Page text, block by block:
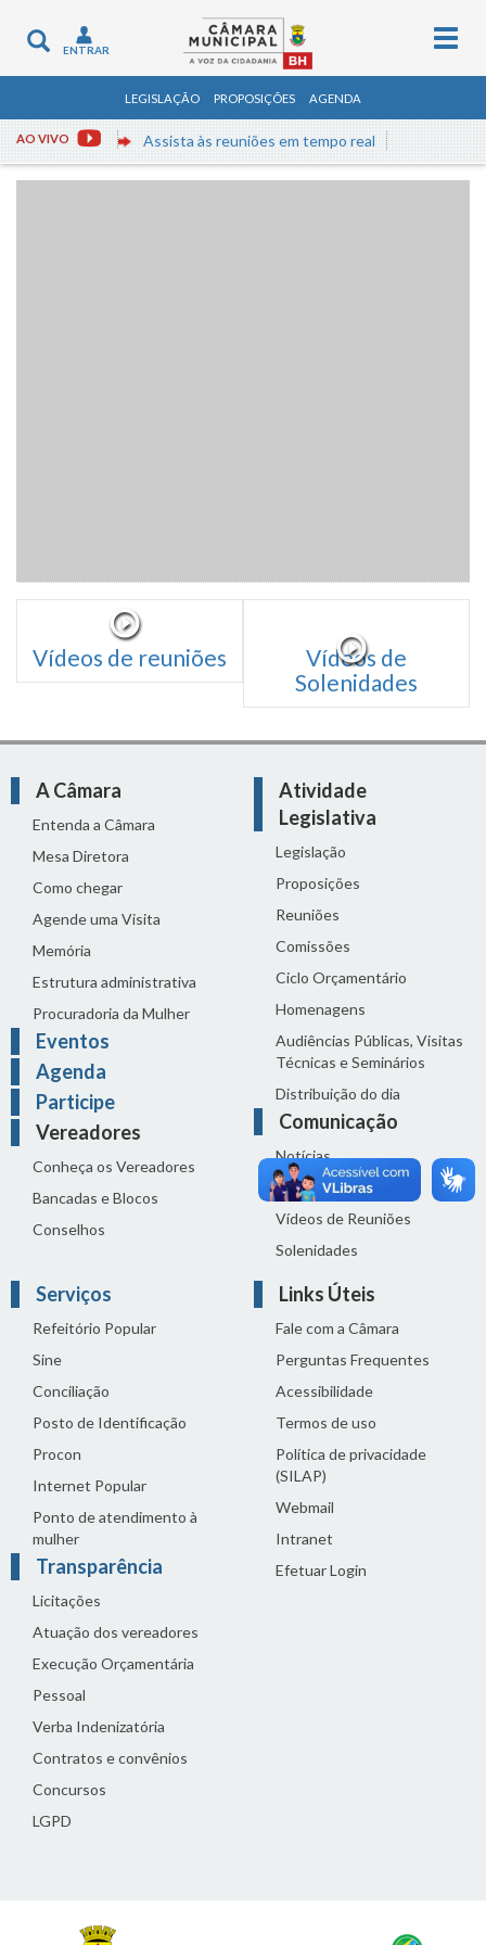
Toggle
navigation
ENTRAR
LEGISLAÇÃO PROPOSIÇÕES AGENDA
AO VIVO Assista às reuniões em tempo real
Vídeos de reuniões
Vídeos de
Solenidades
A Câmara
Entenda a Câmara
Mesa Diretora
Como chegar
Agende uma Visita
Memória
Estrutura administrativa
Procuradoria da Mulher
Eventos
Agenda
Participe
Vereadores
Conheça os Vereadores
Bancadas e Blocos
Conselhos
Atividade
Legislativa
Legislação
Proposições
Reuniões
Comissões
Ciclo Orçamentário
Homenagens
Audiências Públicas, Visitas
Técnicas e Seminários
Distribuição do dia
Comunicação
Notícias
Sala de Imprensa
Vídeos de Reuniões
Solenidades
Serviços
Refeitório Popular
Sine
Conciliação
Posto de Identificação
Procon
Internet Popular
Ponto de atendimento à
mulher
Transparência
Licitações
Atuação dos vereadores
Execução Orçamentária
Pessoal
Verba Indenizatória
Contratos e convênios
Concursos
LGPD
Links Úteis
Fale com a Câmara
Perguntas Frequentes
Acessibilidade
Termos de uso
Política de privacidade
(SILAP)
Webmail
Intranet
Efetuar Login